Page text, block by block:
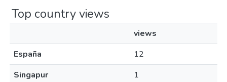
Top country views
views
España
12
Singapur
1